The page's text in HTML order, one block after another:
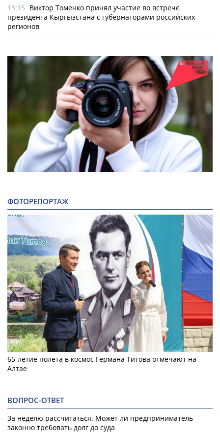
13:15 Виктор Томенко принял участие во встрече
президента Кыргызстана с губернаторами российских
регионов
ФОТОРЕПОРТАЖ
65-летие полета в космос Германа Титова отмечают на
Алтае
ВОПРОС-ОТВЕТ
За неделю рассчитаться. Может ли предприниматель
законно требовать долг до суда